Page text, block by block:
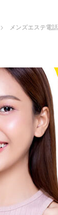
メンズエステ電